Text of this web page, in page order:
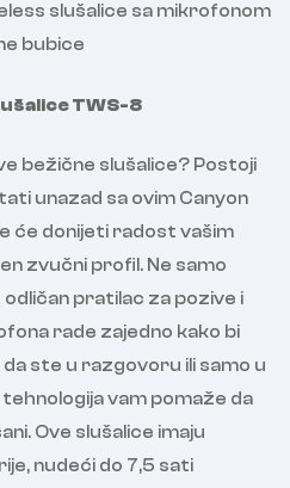
slušalice sa mikrofonom
bubice
TWS-8
bežične slušalice? Postoji
unazad sa ovim Canyon
će donijeti radost vašim
zvučni profil. Ne samo
pratilac za pozive i
rade zajedno kako bi
da ste u razgovoru ili samo u
vam pomaže da
Ove slušalice imaju
nudeći do 7,5 sati